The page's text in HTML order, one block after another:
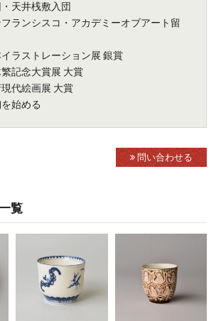
天井桟敷入団
ランシスコ・アカデミーオブアート留
ラストレーション展 銀賞
記念大賞展 大賞
代絵画展 大賞
始める
問い合わせる
覧